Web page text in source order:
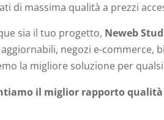
di massima qualità a prezzi
sia il tuo progetto, Neweb
negozi e-commerce,
la migliore soluzione per
il miglior rapporto qualità